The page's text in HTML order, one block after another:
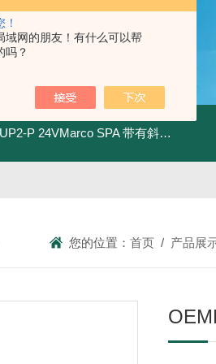
域网的朋友！有什么可以帮
吗？
UP2-P 24VMarco SPA 带有斜齿轮青铜润滑油泵
您的位置：首页 / 产品展